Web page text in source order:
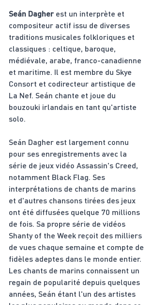
Seán Dagher est un interprète et
compositeur actif issu de diverses
traditions musicales folkloriques et
classiques : celtique, baroque,
médiévale, arabe, franco-canadienne
et maritime. Il est membre du Skye
Consort et codirecteur artistique de
La Nef. Seán chante et joue du
bouzouki irlandais en tant qu'artiste
solo.
Seán Dagher est largement connu
pour ses enregistrements avec la
série de jeux vidéo Assassin's Creed,
notamment Black Flag. Ses
interprétations de chants de marins
et d'autres chansons tirées des jeux
ont été diffusées quelque 70 millions
de fois. Sa propre série de vidéos
Shanty of the Week reçoit des milliers
de vues chaque semaine et compte de
fidèles adeptes dans le monde entier.
Les chants de marins connaissent un
regain de popularité depuis quelques
années, Seán étant l'un des artistes